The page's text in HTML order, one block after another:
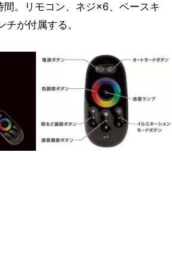
。リモコン、ネジ×6、ベースキ
が付属する。